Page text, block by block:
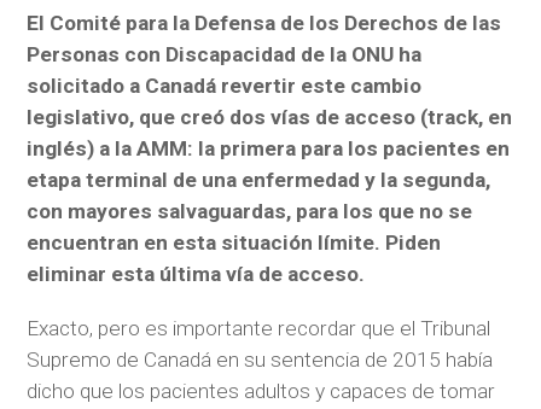
El Comité para la Defensa de los Derechos de las
Personas con Discapacidad de la ONU ha
solicitado a Canadá revertir este cambio
legislativo, que creó dos vías de acceso (track, en
inglés) a la AMM: la primera para los pacientes en
etapa terminal de una enfermedad y la segunda,
con mayores salvaguardas, para los que no se
encuentran en esta situación límite. Piden
eliminar esta última vía de acceso.
Exacto, pero es importante recordar que el Tribunal
Supremo de Canadá en su sentencia de 2015 había
dicho que los pacientes adultos y capaces de tomar